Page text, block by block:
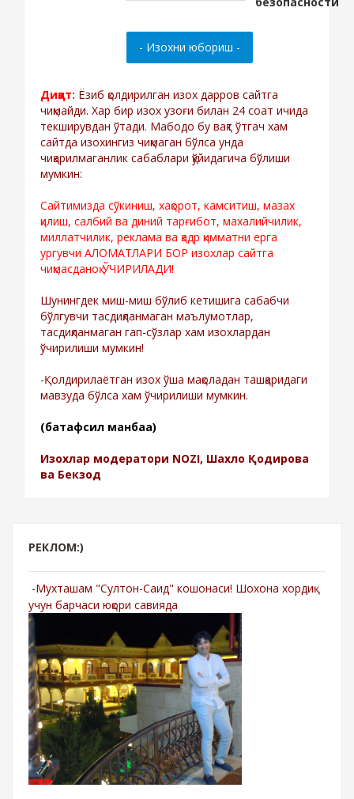
Диққат: Ёзиб қолдирилган изох дарров сайтга
чиқмайди. Хар бир изох узоғи билан 24 соат ичида
текширувдан ўтади. Мабодо бу вақт ўтгач хам
сайтда изохингиз чиқмаган бўлса унда
чиқарилмаганлик сабаблари қўйидагича бўлиши
мумкин:
Сайтимизда сўкиниш, хақорот, камситиш, мазах
қилиш, салбий ва диний тарғибот, махалийчилик,
миллатчилик, реклама ва қадр қимматни ерга
ургувчи АЛОМАТЛАРИ БОР изохлар сайтга
чиқмасданоқ ЎЧИРИЛАДИ!
Шунингдек миш-миш бўлиб кетишига сабабчи
бўлгувчи тасдиқланмаган маълумотлар,
тасдиқланмаган гап-сўзлар хам изохлардан
ўчирилиши мумкин!
-Қолдирилаётган изох ўша мақоладан ташқаридаги
мавзуда бўлса хам ўчирилиши мумкин.
(батафсил манбаа)
Изохлар модератори NOZI, Шахло Қодирова
ва Бекзод
РЕКЛОМ:)
-Мухташам "Султон-Саид" кошонаси! Шохона хордиқ
учун барчаси юқори савияда